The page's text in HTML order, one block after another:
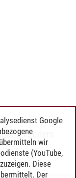
zudem
Google
wir
(YouTube,
Diese
Der